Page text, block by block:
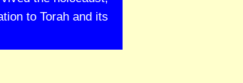
to Torah and its